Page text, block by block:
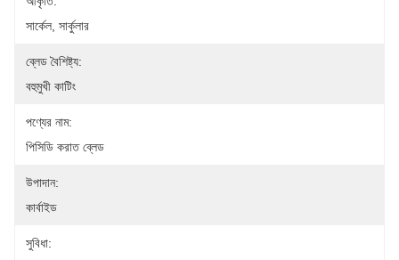
সার্কেল, সার্কুলার
ব্লেড বৈশিষ্ট্য:
বহুমুখী কাটিং
পণ্যের নাম:
পিসিডি করাত ব্লেড
উপাদান:
কার্বাইড
সুবিধা: